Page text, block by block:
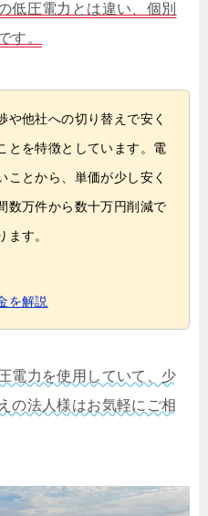
低圧電力とは違い、個別
す。
や他社への切り替えで安く
とを特徴としています。電
ことから、単価が少し安く
数万件から数十万円削減で
ます。
を解説
電力を使用していて、少
の法人様はお気軽にご相